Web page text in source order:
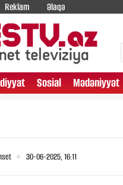
Reklam Əlaqə
Sosial Mədəniyyət
30-06-2025, 16:11